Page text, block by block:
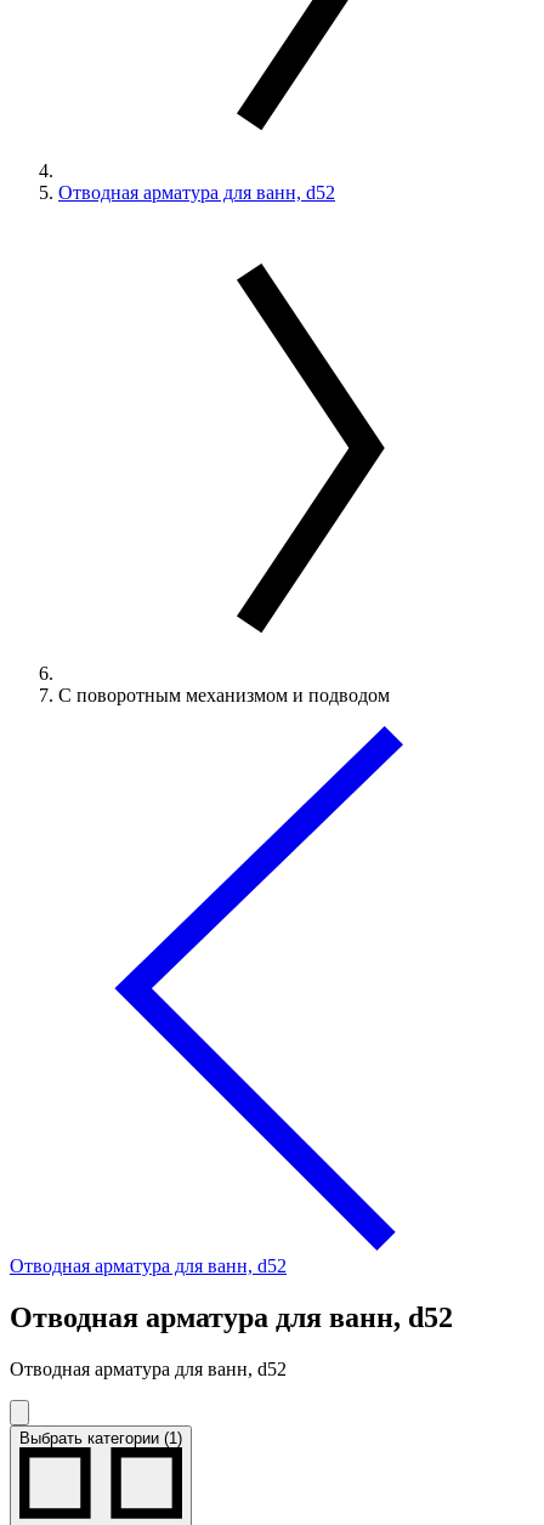
Отводная арматура для ванн, d52
С поворотным механизмом и подводом
Отводная арматура для ванн, d52
Отводная арматура для ванн, d52
Отводная арматура для ванн, d52
Выбрать категории (1)